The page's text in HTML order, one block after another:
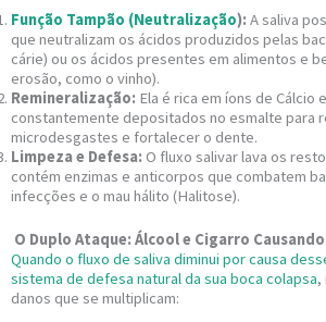
Função Tampão (Neutralização): A saliva
que neutralizam os ácidos produzidos pelas
cárie) ou os ácidos presentes em alimentos e
erosão, como o vinho).
Remineralização: Ela é rica em íons de Cálcio
constantemente depositados no esmalte para
microdesgastes e fortalecer o dente.
Limpeza e Defesa: O fluxo salivar lava os
contém enzimas e anticorpos que combatem
infecções e o mau hálito (Halitose).
O Duplo Ataque: Álcool e Cigarro
Quando o fluxo de saliva diminui por causa
sistema de defesa natural da sua boca colapsa,
danos que se multiplicam: